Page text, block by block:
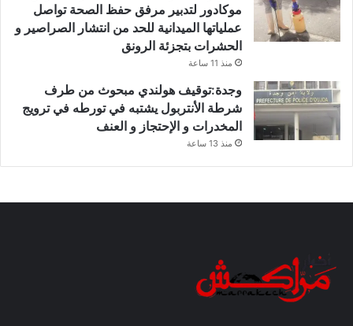
موكادور لتدبير مرفق حفظ الصحة تواصل
عملياتها الميدانية للحد من انتشار الصراصير و
الحشرات بتجزئة الرونق
منذ 11 ساعة
وجدة:توقيف هولندي مبحوث من طرف
شرطة الأنتربول يشتبه في تورطه في ترويج
المخدرات و الإحتجاز و العنف
منذ 13 ساعة